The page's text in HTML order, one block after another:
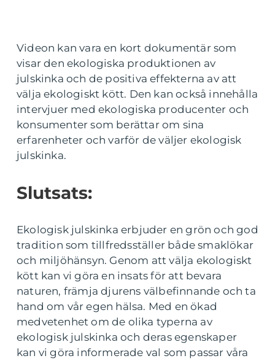
Videon kan vara en kort dokumentär som
visar den ekologiska produktionen av
julskinka och de positiva effekterna av att
välja ekologiskt kött. Den kan också innehålla
intervjuer med ekologiska producenter och
konsumenter som berättar om sina
erfarenheter och varför de väljer ekologisk
julskinka.
Slutsats:
Ekologisk julskinka erbjuder en grön och god
tradition som tillfredsställer både smaklökar
och miljöhänsyn. Genom att välja ekologiskt
kött kan vi göra en insats för att bevara
naturen, främja djurens välbefinnande och ta
hand om vår egen hälsa. Med en ökad
medvetenhet om de olika typerna av
ekologisk julskinka och deras egenskaper
kan vi göra informerade val som passar våra